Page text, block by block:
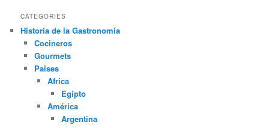
CATEGORIES
Historia de la Gastronomía
Cocineros
Gourmets
Paises
Africa
Egipto
América
Argentina